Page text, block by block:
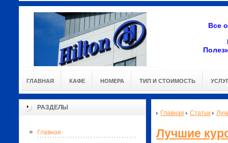
Все
ГЛАВНАЯ КАФЕ НОМЕРА ТИП И СТОИМОСТЬ
РАЗДЕЛЫ
Главная
Главная Статьи
Лучшие